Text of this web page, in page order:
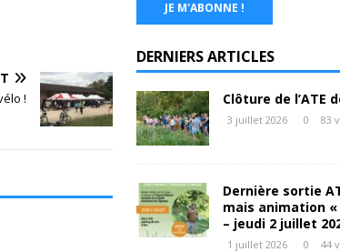
!
DERNIERS ARTICLES
Clôture de l’ATE
3 juillet 2026 0 83
Dernière sortie
mais animation
– jeudi 2 juillet
1 juillet 2026 0 44